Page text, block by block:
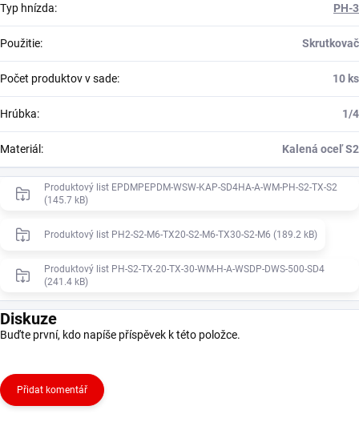
Typ hnízda: PH-3
Použitie: Skrutkovač
Počet produktov v sade: 10 ks
Hrúbka: 1/4
Materiál : Kalená oceľ S2
Produktový list EPDMPEPDM-WSW-KAP-SD4HA-A-WM-PH-S2-TX-S2
(145.7 kB)
Produktový list PH2-S2-M6-TX20-S2-M6-TX30-S2-M6 (189.2 kB)
Produktový list PH-S2-TX-20-TX-30-WM-H-A-WSDP-DWS-500-SD4
(241.4 kB)
Diskuze
Buďte první, kdo napíše příspěvek k této položce.
Přidat komentář